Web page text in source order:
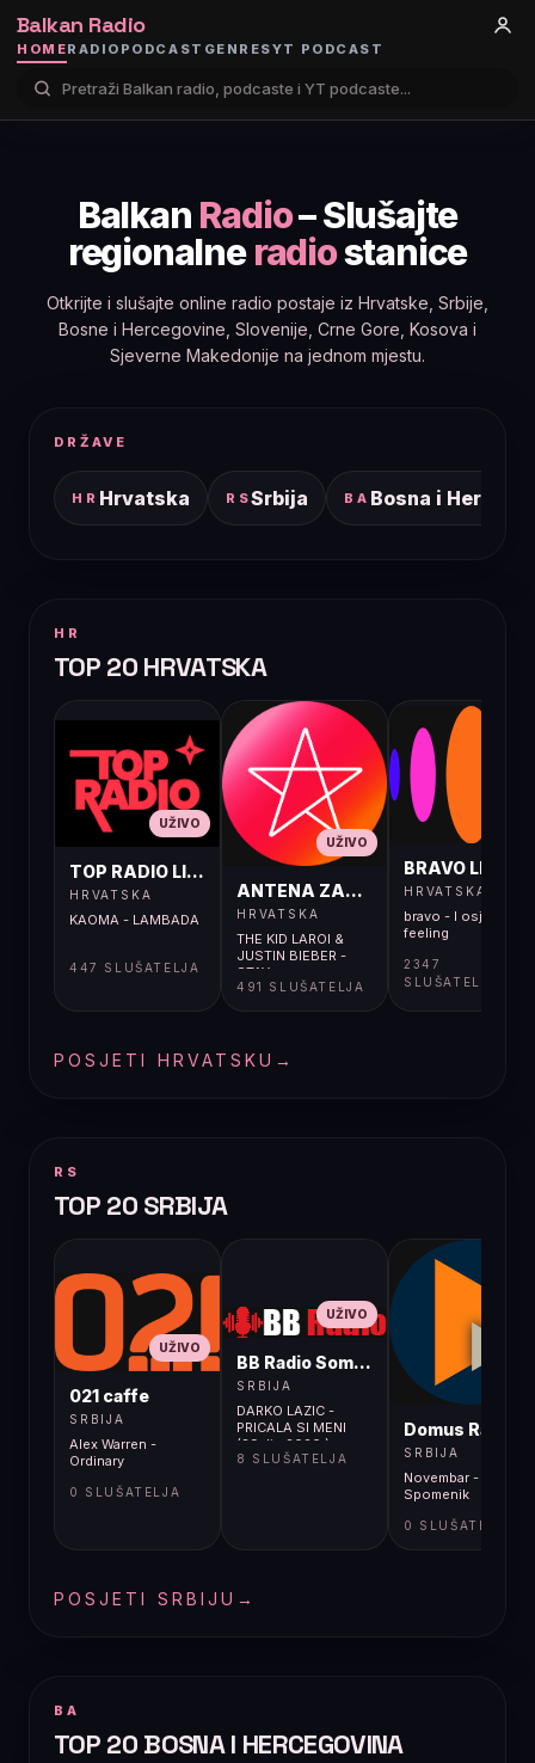
Balkan Radio
HOMERADIO PODCAST GENRESYT PODCAST
Balkan Radio– Slušajte
regionalneradiostanice
Otkrijte i slušajte online radio postaje iz Hrvatske, Srbije,
Bosne i Hercegovine, Slovenije, Crne Gore, Kosova i
Sjeverne Makedonije na jednom mjestu.
DRŽAVE
HR Hrvatska RSSrbija BA Bosna i
HR
TOP 20 HRVATSKA
UŽIVO
TOP RADIO LIVE
HRVATSKA
KAOMA - LAMBADA
447 SLUŠATELJA
UŽIVO
ANTENA ZAGREB LIVE
HRVATSKA
THE KID LAROI &
JUSTIN BIEBER -
STAY
491 SLUŠATELJA
BRAVO LIVE
HRVATSKA
bravo - I osjećaj i
feeling
2347
SLUŠATELJA
POSJETI HRVATSKU →
RS
TOP 20 SRBIJA
UŽIVO
021 caffe
SRBIJA
Alex Warren -
Ordinary
0 SLUŠATELJA
UŽIVO
BB Radio Sombor
SRBIJA
DARKO LAZIC -
PRICALA SI MENI
(29. lip 2020.) +++
8 SLUŠATELJA
Domus Radio
SRBIJA
Novembar -
Spomenik
0 SLUŠATELJA
POSJETI SRBIJU →
BA
TOP 20 BOSNA I HERCEGOVINA